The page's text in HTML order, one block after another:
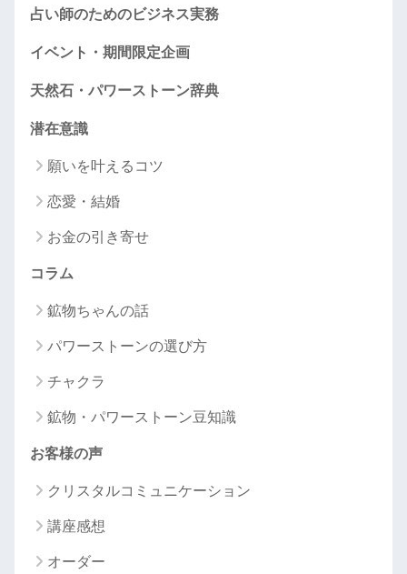
占い師のためのビジネス実務
イベント・期間限定企画
天然石・パワーストーン辞典
潜在意識
願いを叶えるコツ
恋愛・結婚
お金の引き寄せ
コラム
鉱物ちゃんの話
パワーストーンの選び方
チャクラ
鉱物・パワーストーン豆知識
お客様の声
クリスタルコミュニケーション
講座感想
オーダー